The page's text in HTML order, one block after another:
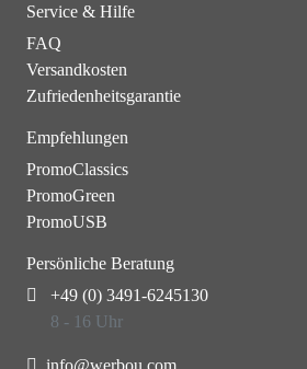
Service & Hilfe
FAQ
Versandkosten
Zufriedenheitsgarantie
Empfehlungen
PromoClassics
PromoGreen
PromoUSB
Persönliche Beratung
+49 (0) 3491-6245130
8 - 16 Uhr
info@werbou.com